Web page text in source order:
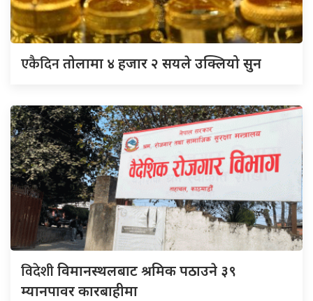
एकैदिनतोलामा ४ हजार २ सयले उक्लियो सुन
विदेशीविमानस्थलबाट श्रमिक पठाउने ३९
म्यानपावर कारबाहीमा